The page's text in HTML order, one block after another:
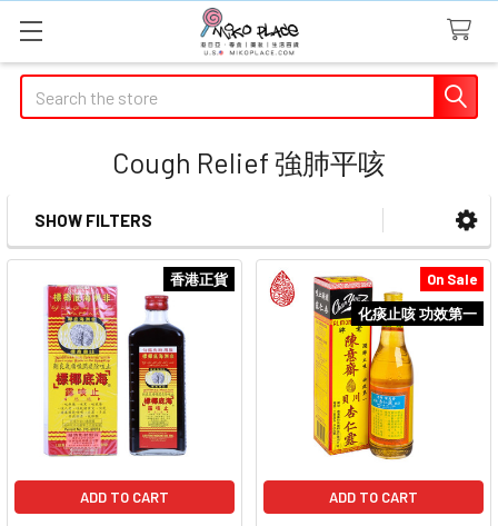
Search
Cough Relief 強肺平咳
Sidebar
SHOW FILTERS
香港正貨
ADD TO CART
On Sale
化痰止咳 功效第一
ADD TO CART